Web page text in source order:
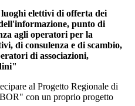
elettivi di offerta dei
punto di
agli operatori per la
di consulenza e di scambio,
di associazioni,
al Progetto Regionale di
con un proprio progetto